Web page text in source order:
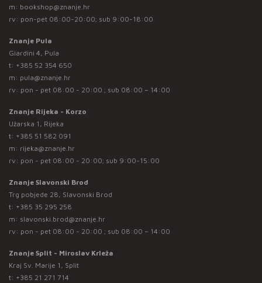
m: bookshop@znanje.hr
rv: pon-pet 08:00-20:00; sub 9:00-18:00
Znanje Pula
Giardini 4, Pula
t: +385 52 354 650
m: pula@znanje.hr
rv: pon - pet 08:00 - 20:00 ; sub 08:00 – 14:00
Znanje Rijeka - Korzo
Užarska 1, Rijeka
t: +385 51 582 091
m: rijeka@znanje.hr
rv: pon - pet 08:00 - 20:00; sub 9:00-15:00
Znanje Slavonski Brod
Trg pobjede 28, Slavonski Brod
t: +385 35 295 258
m: slavonski.brod@znanje.hr
rv: pon - pet 08:00 - 20:00 ; sub 08:00 – 14:00
Znanje Split - Miroslav Krleža
Kraj Sv. Marije 1, Split
t: +385 21 271 714